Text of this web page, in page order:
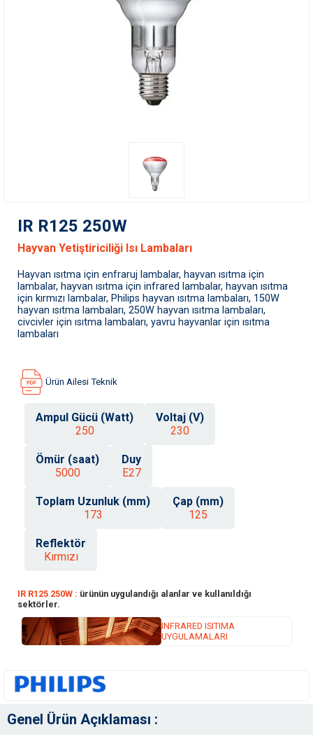
IR R125 250W
Hayvan Yetiştiriciliği Isı Lambaları
Hayvan ısıtma için enfraruj lambalar, hayvan ısıtma için
lambalar, hayvan ısıtma için infrared lambalar, hayvan ısıtma
için kırmızı lambalar, Philips hayvan ısıtma lambaları, 150W
hayvan ısıtma lambaları, 250W hayvan ısıtma lambaları,
civcivler için ısıtma lambaları, yavru hayvanlar için ısıtma
lambaları
Ürün Ailesi Teknik
Ampul Gücü (Watt)
250
Voltaj (V)
230
Ömür (saat)
5000
Duy
E27
Toplam Uzunluk (mm)
173
Çap (mm)
125
Reflektör
Kırmızı
IR R125 250W : ürünün uygulandığı alanlar ve kullanıldığı
sektörler.
INFRARED ISITIMA
UYGULAMALARI
Genel Ürün Açıklaması :